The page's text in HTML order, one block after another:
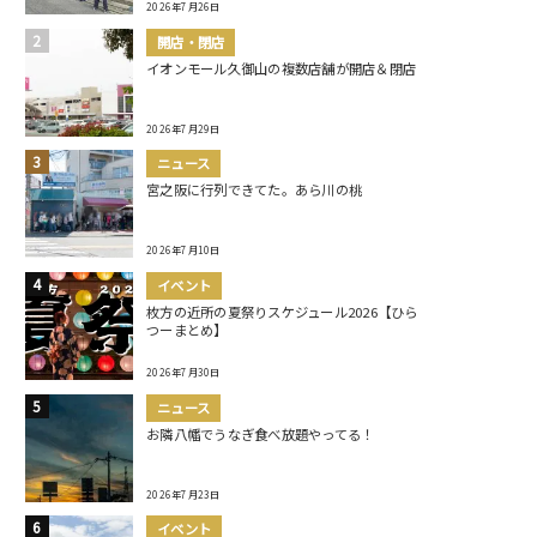
2026年7月26日
開店・閉店
イオンモール久御山の複数店舗が開店＆閉店
2026年7月29日
ニュース
宮之阪に行列できてた。あら川の桃
2026年7月10日
イベント
枚方の近所の夏祭りスケジュール2026【ひら
つーまとめ】
2026年7月30日
ニュース
お隣八幡でうなぎ食べ放題やってる！
2026年7月23日
イベント